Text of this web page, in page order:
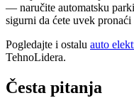
— naručite automatsku
sigurni da ćete uvek
Pogledajte i ostalu auto
TehnoLidera.
Česta pitanja